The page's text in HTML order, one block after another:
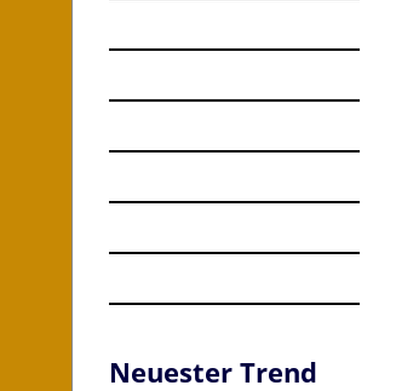
Neuester Trend